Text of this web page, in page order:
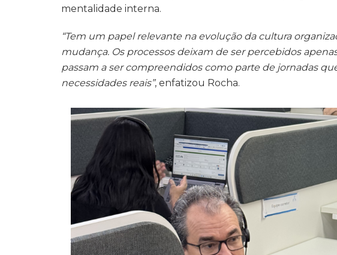
mentalidade interna.
“Tem um papel relevante na evolução da cultura
mudança. Os processos deixam de ser percebidos
passam a ser compreendidos como parte de jornadas
necessidades reais”, enfatizou Rocha.